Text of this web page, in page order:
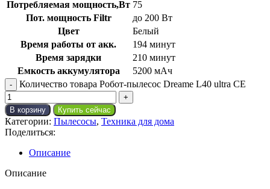
Потребляемая мощность,Вт 75
Пот. мощность Filtr
до 200 Вт
Цвет
Белый
Время работы от акк.
194 минут
Время зарядки
210 минут
Емкость аккумулятора
5200 мАч
Количество товара Робот-пылесос Dreame L40 ultra CE
В корзину Купить сейчас
Категории: Пылесосы, Техника для дома
Поделиться:
Описание
Описание